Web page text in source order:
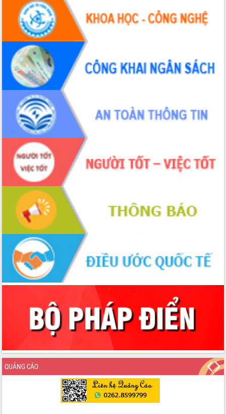
nhanh tiến độ các dự án trọng điểm
trong Khu kinh tế Nam Phú Yên
Hòn Yến phát triển du lịch gắn với bảo
tồn biển
Lấy ý kiến điều chỉnh Quy hoạch tỉnh
Đắk Lắk thời kỳ 2021-2030, tầm nhìn
đến năm 2050
Phát động chiến dịch 30 ngày đêm
giải phóng mặt bằng Tuyến đường bộ
ven biển
Đắk Lắk nỗ lực thúc đẩy tăng trưởng
kinh tế từ 10% trở lên trong Quý
II/2026
Đắk Lắk ký kết thỏa thuận hợp tác về
chuyển đổi số giai đoạn 2026 – 2030
với Tập đoàn Bưu chính Viễn thông
Việt Nam
Thứ trưởng Bộ Y tế làm việc với tỉnh
Đắk Lắk về phát triển nhân lực y tế
cho trạm y tế cấp xã
Du lịch Đắk Lắk nâng tầm trải nghiệm
du khách thông qua Hệ thống cơ sở dữ
liệu và Bản đồ số
Tập huấn ứng dụng trí tuệ nhân tạo (AI)
trong thương mại điện tử năm 2026
Đoàn đại biểu Quốc hội tỉnh Đắk Lắk
trao đổi thông tin trước Kỳ họp thứ
nhất, Quốc hội khóa XVI
Quyết liệt cải cách hành chính, khơi
thông nguồn lực phát triển
Nâng cao hiệu lực, hiệu quả HĐND
tỉnh thông qua hiện đại hóa hành chính
Xã Ea Phê gắn cải cách hành chính với
chuyển đổi số
Phó Chủ tịch Thường trực UBND tỉnh
Hồ Thị Nguyên Thảo làm việc tại Trung
tâm Phục vụ hành chính công xã Ea
QUẢNG CÁO